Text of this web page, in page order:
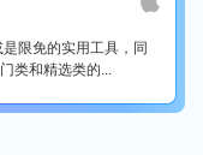
限免的实用工具，同
类和精选类的...